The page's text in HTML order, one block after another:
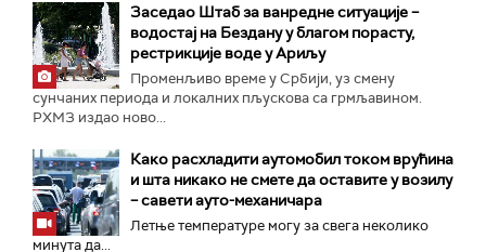
Заседао Штаб за ванредне ситуације –
водостај на Бездану у благом порасту,
рестрикције воде у Ариљу
Променљиво време у Србији, уз смену
сунчаних периода и локалних пљускова са грмљавином.
РХМЗ издао ново...
Како расхладити аутомобил током врућина
и шта никако не смете да оставите у возилу
– савети ауто-механичара
Летње температуре могу за свега неколико
минута да...